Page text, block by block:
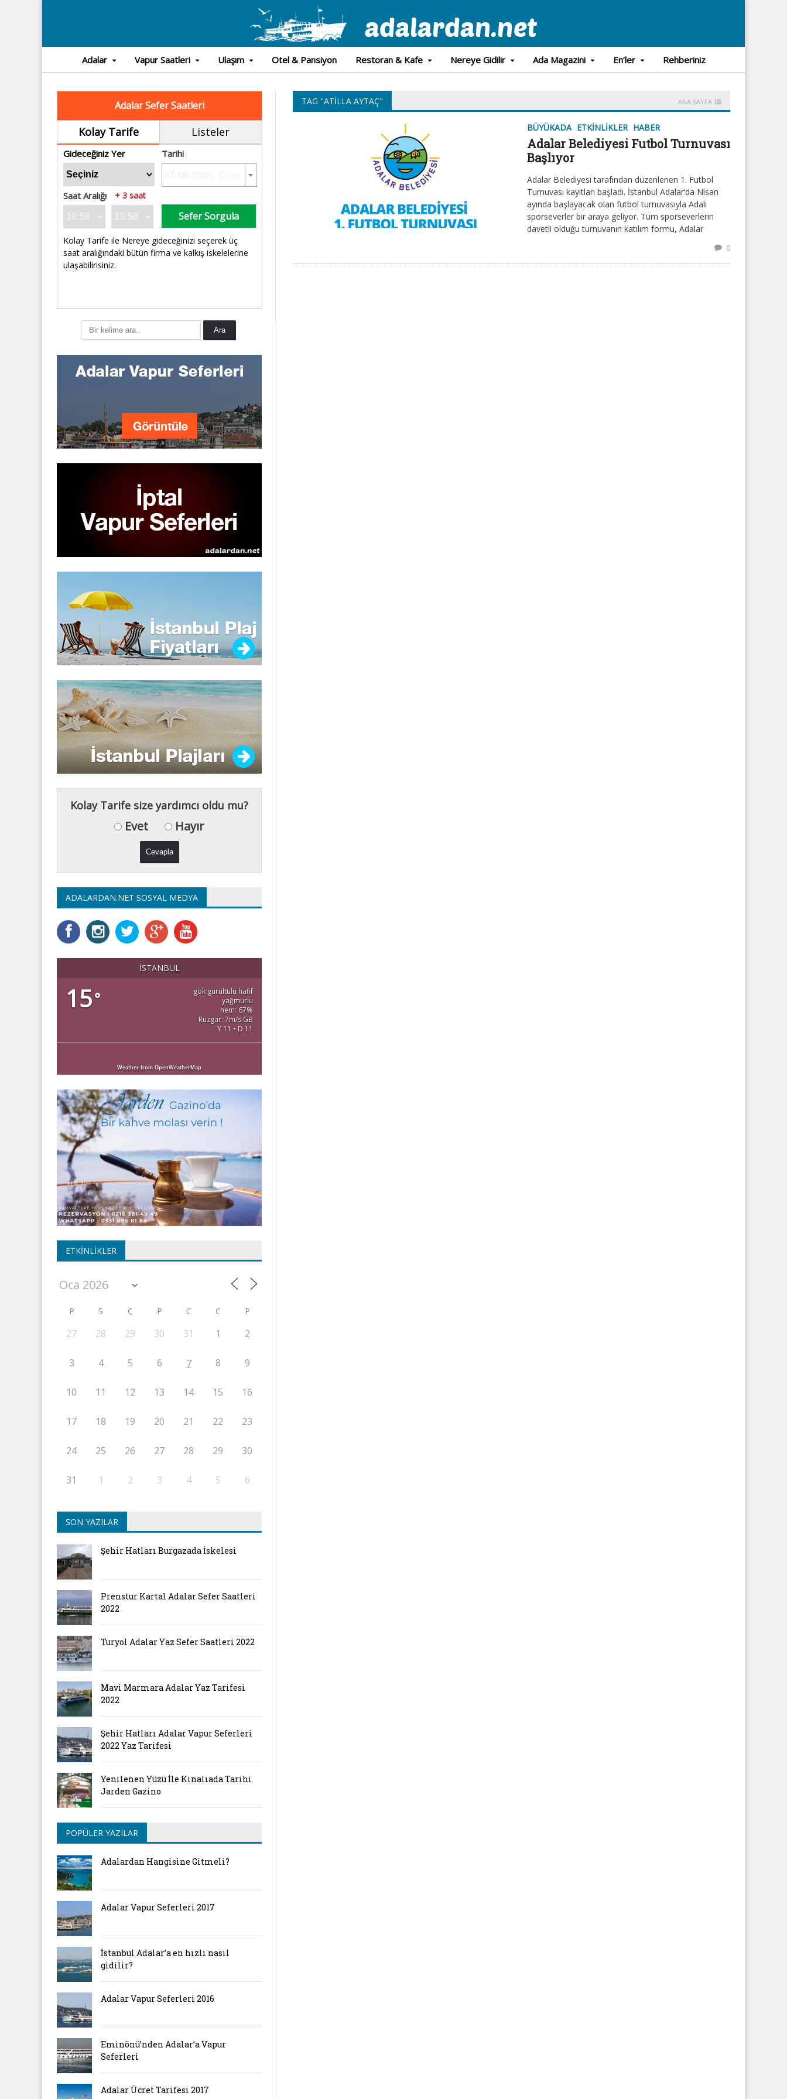
Adalar Vapur Saatleri Ulaşım Otel & Pansiyon Restoran & Kafe Nereye Gidilir Ada Magazini En’ler Rehberiniz
Adalar Sefer Saatleri
Kolay Tarife Listeler
Gideceğiniz Yer Tarihi
Saat Aralığı + 3 saat
Sefer Sorgula
Kolay Tarife ile Nereye gideceğinizi seçerek üç
saat aralığındaki bütün firma ve kalkış iskelelerine
ulaşabilirisiniz.
TAG "ATILLA AYTAÇ" ANA SAYFA
BÜYÜKADA ETKINLIKLER HABER
Adalar Belediyesi Futbol Turnuvası
Başlıyor
Adalar Belediyesi tarafından düzenlenen 1. Futbol
Turnuvası kayıtları başladı. İstanbul Adalar’da Nisan
ayında başlayacak olan futbol turnuvasıyla Adalı
sporseverler bir araya geliyor. Tüm sporseverlerin
davetli olduğu turnuvanın katılım formu, Adalar
0
Kolay Tarife size yardımcı oldu mu?
Evet Hayır
ADALARDAN.NET SOSYAL MEDYA
İSTANBUL
15°
gök gürültülü hafif
yağmurlu
nem: 67%
Rüzgar: 7m/s GB
Y 11 • D 11
Weather from OpenWeatherMap
ETKINLIKLER
P S Ç P C C P
27 28 29 30 31 1 2
3 4 5 6 7 8 9
10 11 12 13 14 15 16
17 18 19 20 21 22 23
24 25 26 27 28 29 30
31 1 2 3 4 5 6
SON YAZILAR
Şehir Hatları Burgazada İskelesi
Prenstur Kartal Adalar Sefer Saatleri
2022
Turyol Adalar Yaz Sefer Saatleri 2022
Mavi Marmara Adalar Yaz Tarifesi
2022
Şehir Hatları Adalar Vapur Seferleri
2022 Yaz Tarifesi
Yenilenen Yüzü İle Kınalıada Tarihi
Jarden Gazino
POPÜLER YAZILAR
Adalardan Hangisine Gitmeli?
Adalar Vapur Seferleri 2017
İstanbul Adalar’a en hızlı nasıl
gidilir?
Adalar Vapur Seferleri 2016
Eminönü’nden Adalar’a Vapur
Seferleri
Adalar Ücret Tarifesi 2017